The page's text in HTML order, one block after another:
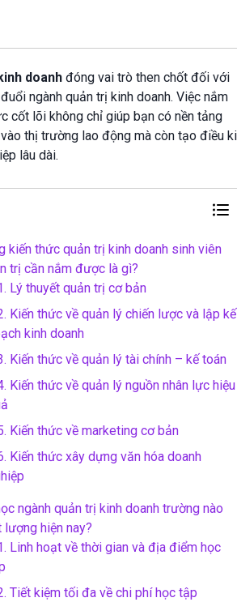
doanh đóng vai trò then chốt đối với
ngành quản trị kinh doanh. Việc nắm
cốt lõi không chỉ giúp bạn có nền tảng
thị trường lao động mà còn tạo điều
lâu dài.
kiến thức quản trị kinh doanh sinh viên
trị cần nắm được là gì?
Lý thuyết quản trị cơ bản
Kiến thức về quản lý chiến lược và lập kế
kinh doanh
Kiến thức về quản lý tài chính – kế toán
Kiến thức về quản lý nguồn nhân lực hiệu
Kiến thức về marketing cơ bản
Kiến thức xây dựng văn hóa doanh
ngành quản trị kinh doanh trường nào
hiện nay?
Linh hoạt về thời gian và địa điểm học
Tiết kiệm tối đa về chi phí học tập